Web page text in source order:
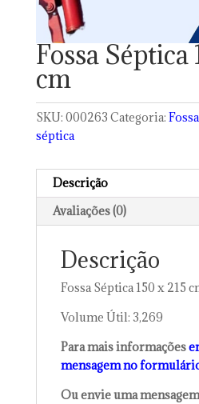
Fossa Séptica
cm
SKU: 000263 Categoria: Fossa
séptica
Descrição
Avaliações (0)
Descrição
Fossa Séptica 150 x 215
Volume Útil: 3,269
Para mais informações
mensagem no
Ou envie uma